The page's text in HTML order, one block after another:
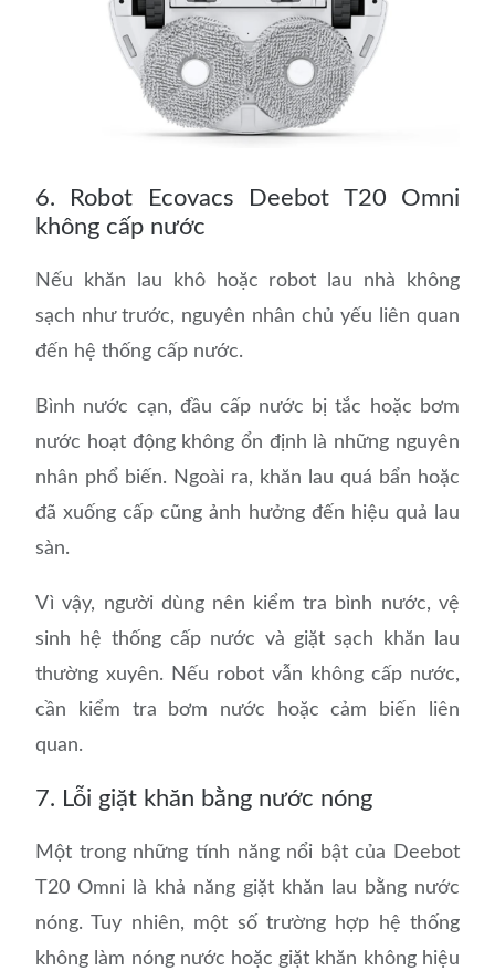
6. Robot Ecovacs Deebot T20 Omni
không cấp nước
Nếu khăn lau khô hoặc robot lau nhà không
sạch như trước, nguyên nhân chủ yếu liên quan
đến hệ thống cấp nước.
Bình nước cạn, đầu cấp nước bị tắc hoặc bơm
nước hoạt động không ổn định là những nguyên
nhân phổ biến. Ngoài ra, khăn lau quá bẩn hoặc
đã xuống cấp cũng ảnh hưởng đến hiệu quả lau
sàn.
Vì vậy, người dùng nên kiểm tra bình nước, vệ
sinh hệ thống cấp nước và giặt sạch khăn lau
thường xuyên. Nếu robot vẫn không cấp nước,
cần kiểm tra bơm nước hoặc cảm biến liên
quan.
7. Lỗi giặt khăn bằng nước nóng
Một trong những tính năng nổi bật của Deebot
T20 Omni là khả năng giặt khăn lau bằng nước
nóng. Tuy nhiên, một số trường hợp hệ thống
không làm nóng nước hoặc giặt khăn không hiệu